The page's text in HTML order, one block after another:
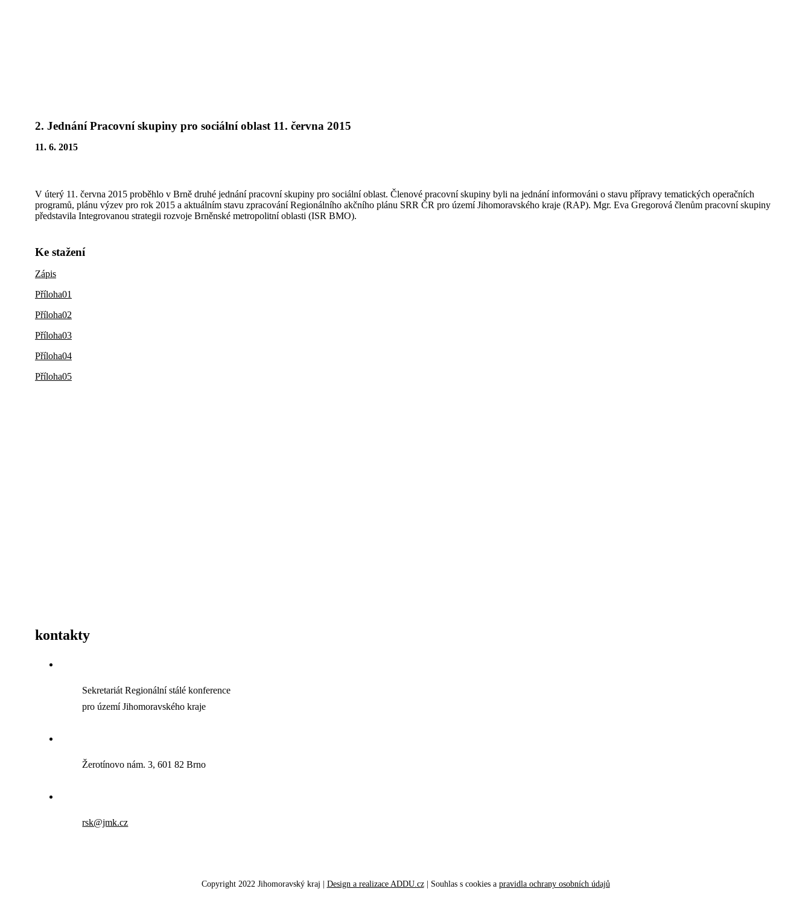
2. Jednání Pracovní skupiny pro sociální oblast 11. června 2015
11. 6. 2015
V úterý 11. června 2015 proběhlo v Brně druhé jednání pracovní skupiny pro sociální oblast. Členové pracovní skupiny byli na jednání informováni o stavu přípravy tematických operačních
programů, plánu výzev pro rok 2015 a aktuálním stavu zpracování Regionálního akčního plánu SRR ČR pro území Jihomoravského kraje (RAP). Mgr. Eva Gregorová členům pracovní skupiny
představila Integrovanou strategii rozvoje Brněnské metropolitní oblasti (ISR BMO).
Ke stažení
Zápis
Příloha01
Příloha02
Příloha03
Příloha04
Příloha05
kontakty
Sekretariát Regionální stálé konference
pro území Jihomoravského kraje
Žerotínovo nám. 3, 601 82 Brno
rsk@jmk.cz
Copyright 2022 Jihomoravský kraj | Design a realizace ADDU.cz| Souhlas s cookiesa pravidla ochrany osobních údajů